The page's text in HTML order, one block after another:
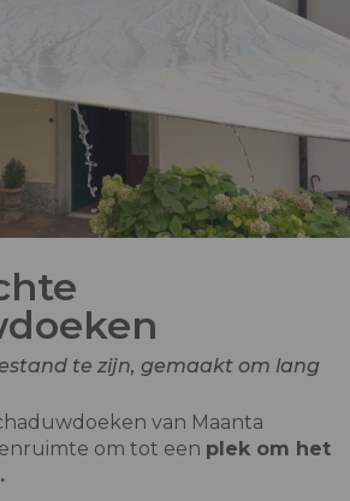
te zijn, gemaakt om lang
van Maanta
om tot een plek om het